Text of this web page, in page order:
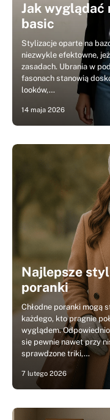
Jak wyglądać
basic
Stylizacje oparte na
niezwykle efektowne,
zasadach. Ubrania w
fasonach stanowią
looków,…
14 maja 2026
Najlepsze
poranki
Chłodne poranki mogą
każdego, kto pragnie
wyglądem.
się pewnie nawet przy
sprawdzone triki,…
7 lutego 2026